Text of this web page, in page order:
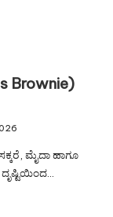
Brownie)
ಮೈದಾ ಹಾಗೂ
ದೃಷ್ಟಿಯಿಂದ…